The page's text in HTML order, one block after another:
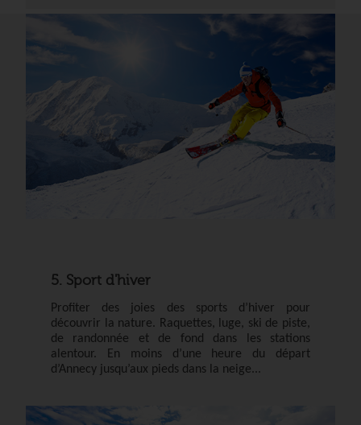
5. Sport d'hiver
Profiter des joies des sports d’hiver pour
découvrir la nature. Raquettes, luge, ski de piste,
de randonnée et de fond dans les stations
alentour. En moins d’une heure du départ
d’Annecy jusqu’aux pieds dans la neige...